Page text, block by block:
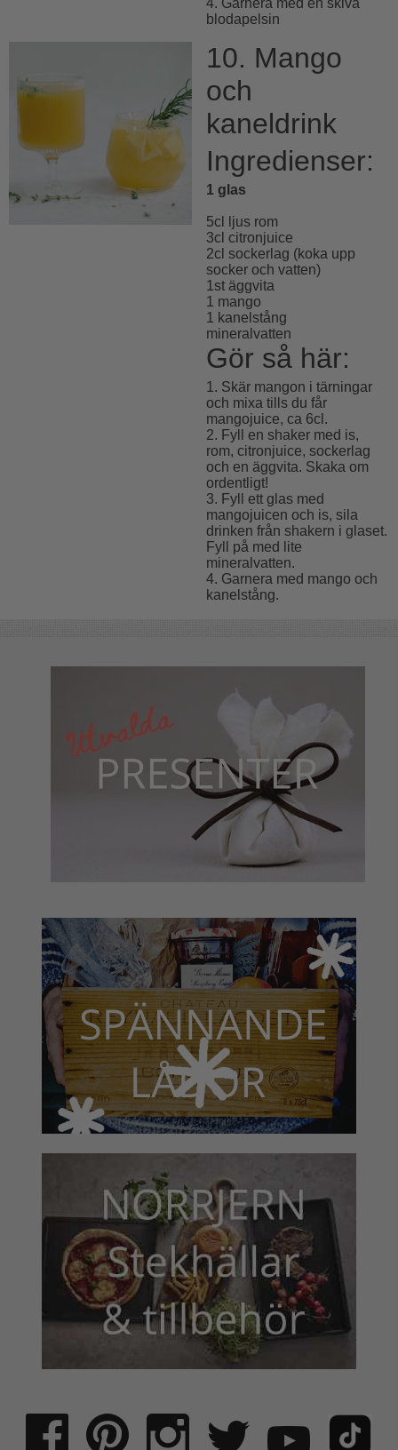
blodapelsin
10. Mango
och
kaneldrink
Ingredienser:
1 glas
5cl ljus rom
3cl citronjuice
2cl sockerlag (koka upp
socker och vatten)
1st äggvita
1 mango
1 kanelstång
mineralvatten
Gör så här:
1. Skär mangon i tärningar
och mixa tills du får
mangojuice, ca 6cl.
2. Fyll en shaker med is,
rom, citronjuice, sockerlag
och en äggvita. Skaka om
ordentligt!
3. Fyll ett glas med
mangojuicen och is, sila
drinken från shakern i glaset.
Fyll på med lite
mineralvatten.
4. Garnera med mango och
kanelstång.